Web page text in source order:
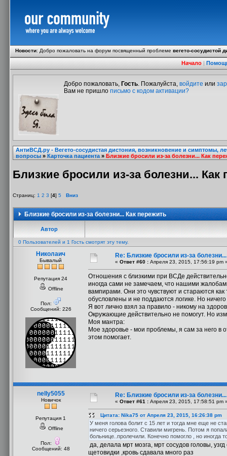
Новости:Добро пожаловать на форум посвященный проблемевегето-сосудистой
Начало|
Добро пожаловать, Гость. Пожалуйста, войдите или
Вам не пришло письмо с кодом активации?
АнтиВСД.ру - Вегето-сосудистая дистония, возникновение и симптомы,
вопросы»Карточка пациента»Близкие бросили из-за болезни... Как
Близкие бросили из-за болезни... Как
Страниц: 1 2 3 [4] 5 Вниз
Близкие бросили из-за болезни... Как пережить
Автор
0 Пользователей и 1 Гость смотрят эту тему.
Николаич
Бывалый
Репутация 24
Offline
Пол:
Сообщений: 226
Re: Близкие бросили из-за
« Ответ #60 : Апреля 23, 2015, 17:56:19 pm
Отношения с близкими при ВСДе
иногда сами не замечаем, что нашими
вампирами. Они это чувствуют и стараются
обусловлены и не поддаются логике. Но
Я вот лично взял за правило - никому на
Окружающие действительно не помогут. Но
Моя мантра:
Мое здоровье - мои проблемы, я сам за него
этом помогает.
nelly5055
Новичок
Репутация 1
Offline
Пол:
Сообщений: 48
Re: Близкие бросили из-за
« Ответ #61 : Апреля 23, 2015, 17:58:51 pm
Цитата: Nika75 от Апреля 23, 2015, 16:26:38 pm
У меня голова болит с 15 лет и тогда мне еще не
ничего серьезного. Ставили мигрень. Потом я
больнице..пролечили. Конечно помогло , но иногда
да, делала мрт мозга, мрт сосудов головы,
щетовидки ,кровь сдавала много раз